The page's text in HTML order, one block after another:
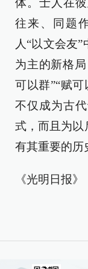
体。士人在
往来、同题
人“以文会友
为主的新格
可以群”“赋
不仅成为古
式，而且为以
有其重要的历
《光明日报